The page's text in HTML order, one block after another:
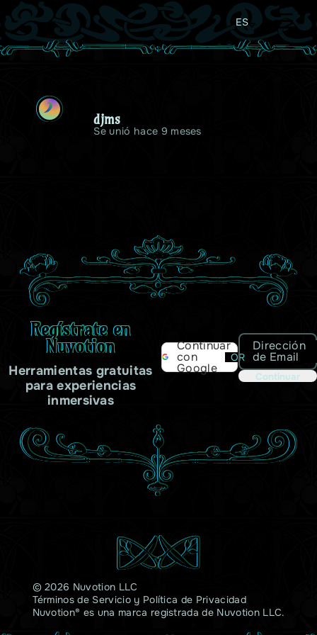
ES
D
djms
Se unió hace 9 meses
Regístrate en
Nuvotion
Herramientas gratuitas
para experiencias
inmersivas
Continuar
con
Google
OR
Dirección
de Email
Continuar
© 2026 Nuvotion LLC
Términos de Servicioy Política de Privacidad
Nuvotion® es una marca registrada de Nuvotion LLC.